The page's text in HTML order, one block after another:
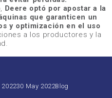
Deere optó por apostar a la
que garanticen un
y optimización en el uso
a los productores y la
202230 May 2022Blog